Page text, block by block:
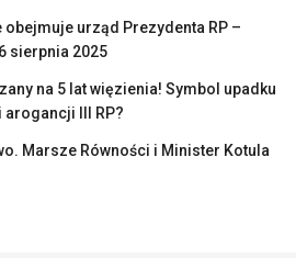
urząd Prezydenta RP –
sierpnia 2025
na 5 lat więzienia! Symbol upadku
arogancji III RP?
Marsze Równości i Minister Kotula